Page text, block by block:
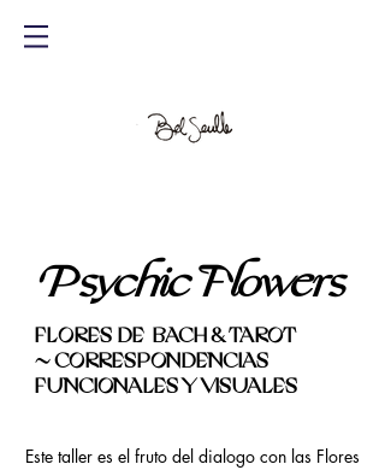
PsychicFlowers
FLORES DE BACH & TAROT
~ CORRESPONDENCIAS
FUNCIONALES Y VISUALES
Este taller es el fruto del dialogo con las Flores